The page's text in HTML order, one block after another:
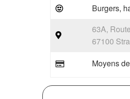
Burgers,
63A,
67100
Moyens